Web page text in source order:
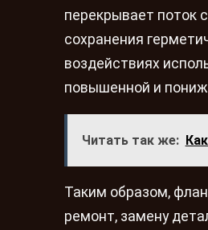
перекрывает поток
сохранения
воздействиях
повышенной и
Читать так же:
Таким образом,
ремонт, замену